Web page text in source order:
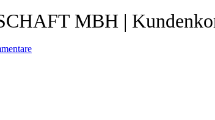
MBH |